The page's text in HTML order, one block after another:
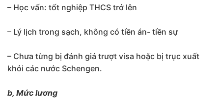
– Học vấn: tốt nghiệp THCS trở lên
– Lý lịch trong sạch, không có tiền án- tiền sự
– Chưa từng bị đánh giá trượt visa hoặc bị trục xuất
khỏi các nước Schengen.
b, Mức lương